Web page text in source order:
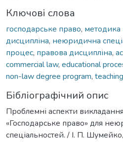
Ключові слова
господарське право, методика
дисципліна, неюридична
процес, правова дисципліна,
commercial law, educational
non-law degree program,
Бібліографічний опис
Проблемні аспекти
«Господарське право» для
спеціальностей. / І. П.